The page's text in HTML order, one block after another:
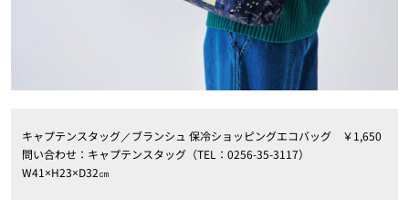
キャプテンスタッグ／ブランシュ 保冷ショッピングエコバッグ ￥1,650
問い合わせ：キャプテンスタッグ（TEL：0256-35-3117）
W41×H23×D32㎝